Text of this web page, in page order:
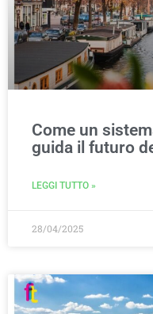
Come un
guida il futuro
LEGGI TUTTO »
28/04/2025